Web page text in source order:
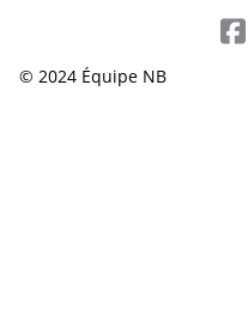
© 2024 Équipe NB